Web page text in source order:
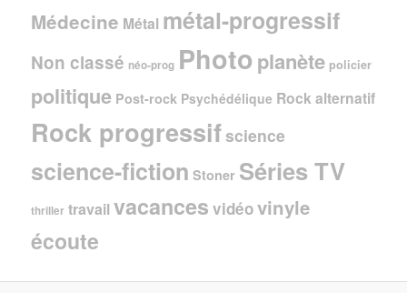
Médecine Métal métal-progressif
Non classé néo-prog Photo planète policier
politique Post-rock Psychédélique Rock alternatif
Rock progressifscience
science-fiction Stoner Séries TV
thriller travail vacances vidéovinyle
écoute